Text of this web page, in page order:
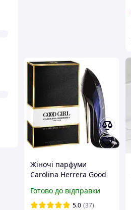
Жіночі парфуми
Carolina Herrera Good
Гуд Герл) 80 мл
Готово до відправки
5.0 (37)